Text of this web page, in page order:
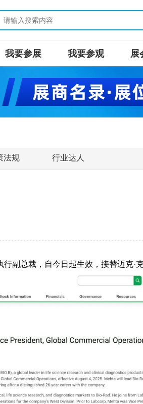
我要参展 我要参观 展
法规 行业达人
行副总裁，自今日起生效，接替迈克·